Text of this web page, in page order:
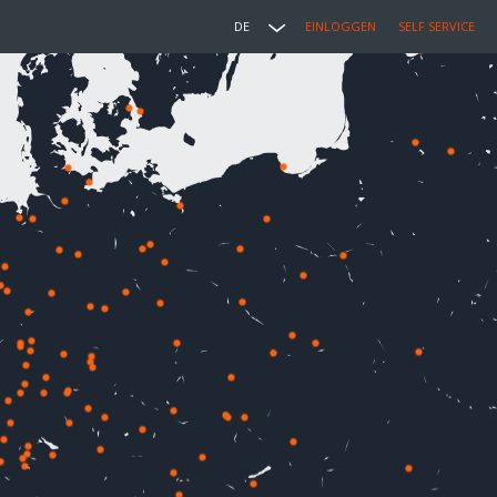
DE EINLOGGEN SELF SERVICE